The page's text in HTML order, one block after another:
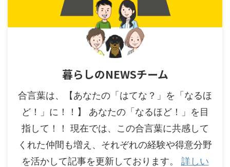
暮らしのNEWSチーム
合言葉は、【あなたの「はてな？」を「なるほ
ど！」に！！】 あなたの「なるほど！」を目
指して！！ 現在では、この合言葉に共感して
くれた仲間も増え、それぞれの経験や得意分野
を活かして記事を更新しております。 詳しい